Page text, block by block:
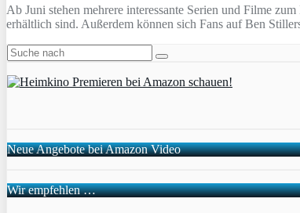
Ab Juni stehen mehrere interessante Serien und Filme
erhältlich sind. Außerdem können sich Fans auf Ben
Neue Angebote bei Amazon Video
Wir empfehlen …